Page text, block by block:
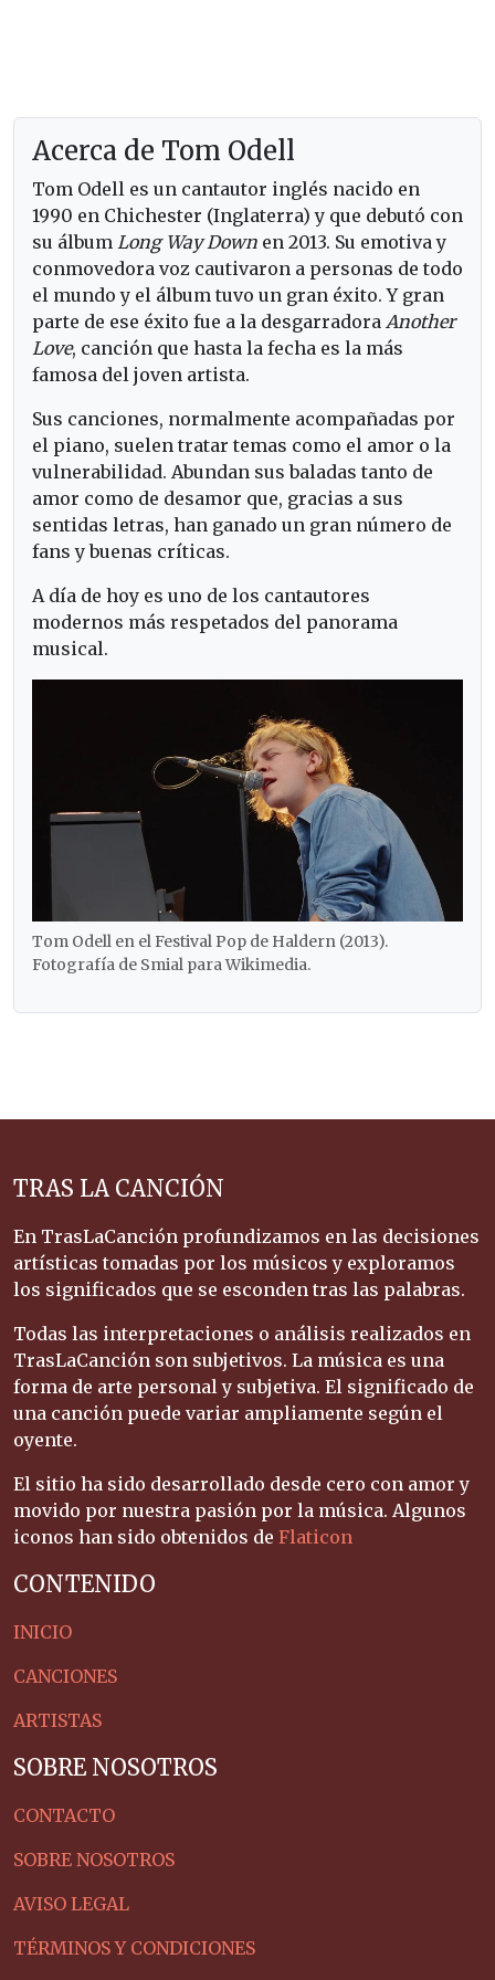
Acerca de Tom Odell
Tom Odell es un cantautor inglés nacido en
1990 en Chichester (Inglaterra) y que debutó con
su álbum Long Way Down en 2013. Su emotiva y
conmovedora voz cautivaron a personas de todo
el mundo y el álbum tuvo un gran éxito. Y gran
parte de ese éxito fue a la desgarradora Another
Love, canción que hasta la fecha es la más
famosa del joven artista.
Sus canciones, normalmente acompañadas por
el piano, suelen tratar temas como el amor o la
vulnerabilidad. Abundan sus baladas tanto de
amor como de desamor que, gracias a sus
sentidas letras, han ganado un gran número de
fans y buenas críticas.
A día de hoy es uno de los cantautores
modernos más respetados del panorama
musical.
Tom Odell en el Festival Pop de Haldern (2013).
Fotografía de Smial para Wikimedia.
TRAS LA CANCIÓN
En TrasLaCanción profundizamos en las decisiones
artísticas tomadas por los músicos y exploramos
los significados que se esconden tras las palabras.
Todas las interpretaciones o análisis realizados en
TrasLaCanción son subjetivos. La música es una
forma de arte personal y subjetiva. El significado de
una canción puede variar ampliamente según el
oyente.
El sitio ha sido desarrollado desde cero con amor y
movido por nuestra pasión por la música. Algunos
iconos han sido obtenidos de Flaticon
CONTENIDO
INICIO
CANCIONES
ARTISTAS
SOBRE NOSOTROS
CONTACTO
SOBRE NOSOTROS
AVISO LEGAL
TÉRMINOS Y CONDICIONES